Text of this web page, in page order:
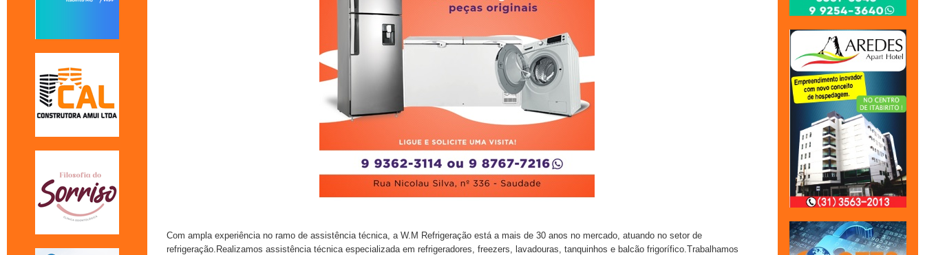
Com ampla experiência no ramo de assistência técnica, a W.M Refrigeração está a mais de 30 anos no mercado, atuando no setor de
refrigeração.Realizamos assistência técnica especializada em refrigeradores, freezers, lavadouras, tanquinhos e balcão frigorífico.Trabalhamos